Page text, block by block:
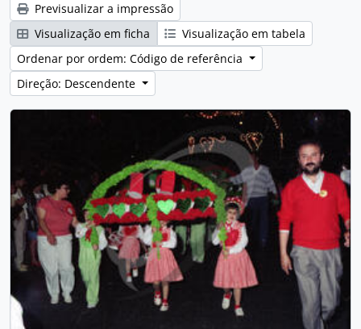
Previsualizar a impressão
Visualização em ficha
Visualização em tabela
Ordenar por ordem: Código de referência
Direção: Descendente